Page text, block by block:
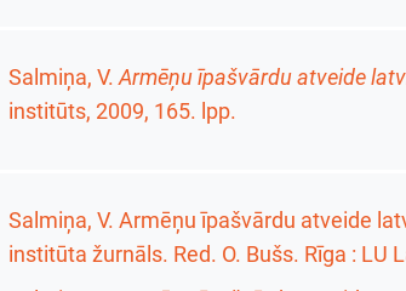
Salmiņa, V. Armēņu īpašvārdu atveide
institūts, 2009, 165. lpp.
Salmiņa, V. Armēņu īpašvārdu atveide
institūta žurnāls. Red. O. Bušs. Rīga :